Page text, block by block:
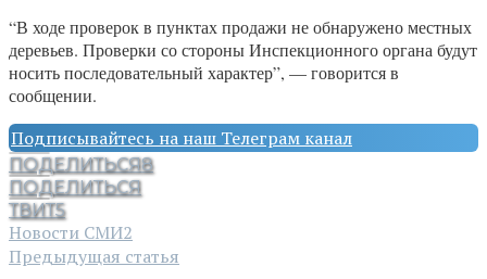
“В ходе проверок в пунктах продажи не обнаружено местных
деревьев. Проверки со стороны Инспекционного органа будут
носить последовательный характер”, — говорится в
сообщении.
Подписывайтесь на наш Телеграм канал
ПОДЕЛИТЬСЯ8
ПОДЕЛИТЬСЯ
ТВИТ5
Новости СМИ2
Предыдущая статья